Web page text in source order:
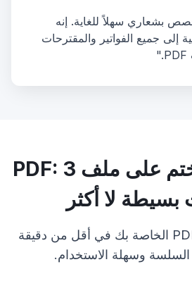
بشعاري سهلاً للغاية. إنه
جميع الفواتير والمقترحات
كيفية إضافة ختم على ملف PDF: 3
لا أكثر
ابدأ بختم مستندات PDF الخاصة بك في أقل من دقيقة
وسهلة الاستخدام.